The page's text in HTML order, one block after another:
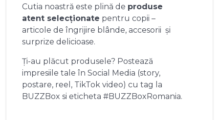
Cutia noastră este plină de produse
atent selecționate pentru copii –
articole de îngrijire blânde, accesorii și
surprize delicioase.
Ți-au plăcut produsele? Postează
impresiile tale în Social Media (story,
postare, reel, TikTok video) cu tag la
BUZZBox si eticheta #BUZZBoxRomania.